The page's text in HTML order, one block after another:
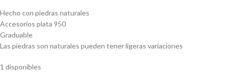
Hecho con piedras naturales
Accesorios plata 950
Graduable
Las piedras son naturales pueden tener ligeras variaciones
1 disponibles